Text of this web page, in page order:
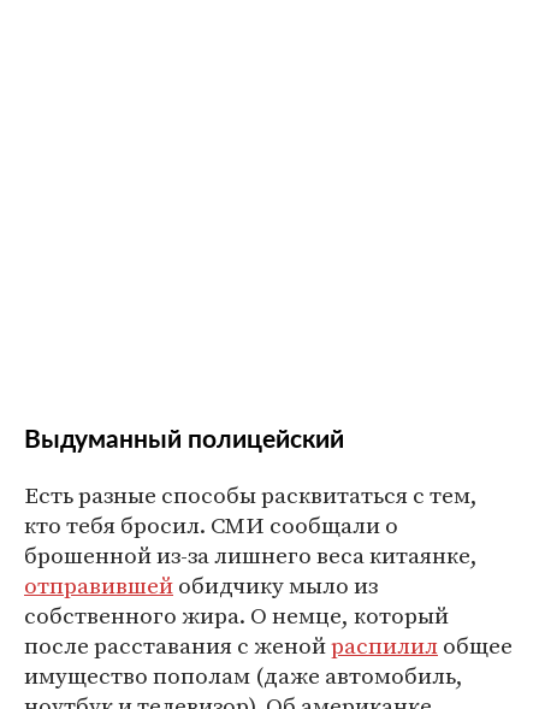
Выдуманный полицейский
Есть разные способы расквитаться с тем,
кто тебя бросил. СМИ сообщали о
брошенной из-за лишнего веса китаянке,
отправившейобидчику мыло из
собственного жира. О немце, который
после расставания с женойраспилилобщее
имущество пополам (даже автомобиль,